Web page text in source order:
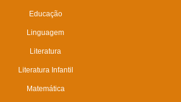
Educação
Linguagem
Literatura
Literatura Infantil
Matemática